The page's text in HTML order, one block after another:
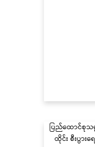
ပြည်ထောင်စုသ
ထိုင်း စီးပွား